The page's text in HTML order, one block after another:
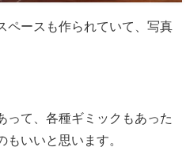
ペースも作られていて、写真
って、各種ギミックもあった
いいと思います。